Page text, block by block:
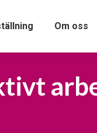
Om oss